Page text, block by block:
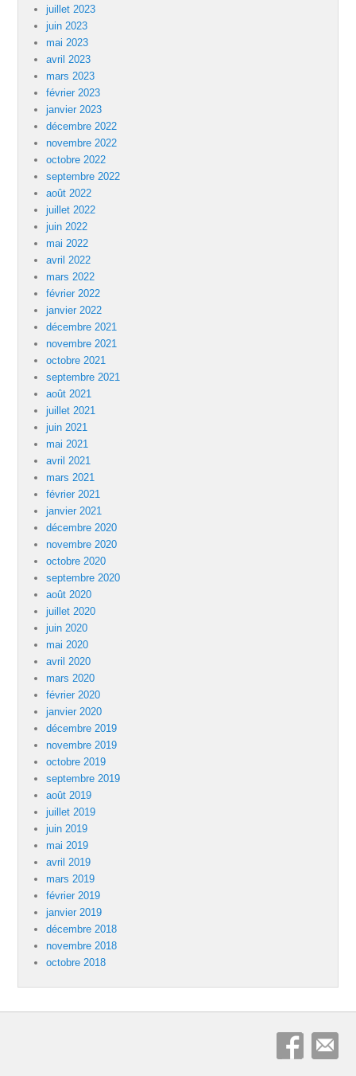
juillet 2023
juin 2023
mai 2023
avril 2023
mars 2023
février 2023
janvier 2023
décembre 2022
novembre 2022
octobre 2022
septembre 2022
août 2022
juillet 2022
juin 2022
mai 2022
avril 2022
mars 2022
février 2022
janvier 2022
décembre 2021
novembre 2021
octobre 2021
septembre 2021
août 2021
juillet 2021
juin 2021
mai 2021
avril 2021
mars 2021
février 2021
janvier 2021
décembre 2020
novembre 2020
octobre 2020
septembre 2020
août 2020
juillet 2020
juin 2020
mai 2020
avril 2020
mars 2020
février 2020
janvier 2020
décembre 2019
novembre 2019
octobre 2019
septembre 2019
août 2019
juillet 2019
juin 2019
mai 2019
avril 2019
mars 2019
février 2019
janvier 2019
décembre 2018
novembre 2018
octobre 2018